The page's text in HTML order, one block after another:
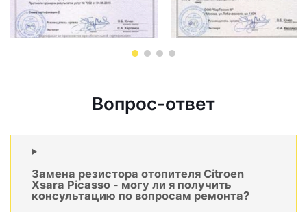
Вопрос-ответ
Замена резистора отопителя Citroen
Xsara Picasso - могу ли я получить
консультацию по вопросам ремонта?